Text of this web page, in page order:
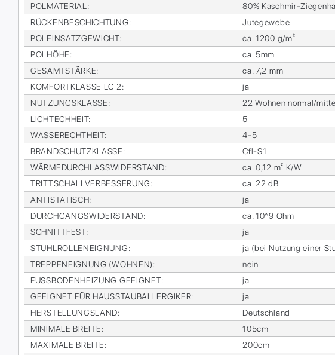
POL­MA­TE­RI­AL :
80% Kasch­mir-
RÜ­CKEN­BE­SCHICH­TUNG:
Ju­te­ge­we­be
POL­EIN­SATZ­GE­WICHT:
ca. 1200 g/m²
POL­HÖ­HE:
ca. 5mm
GE­SAMT­STÄR­KE:
ca. 7,2 mm
KOM­FORT­KLAS­SE LC 2:
ja
NUT­ZUNGS­KLAS­SE:
22 Woh­nen nor­mal/
LICH­TECH­HEIT:
5
WAS­SE­RECHT­HEIT:
4-5
BRAND­SCHUTZ­KLAS­SE:
Cfl-S1
WÄR­ME­DURCH­LASS­WI­DER­STAND:
ca. 0,12 m² K/W
TRITT­SCHALL­VER­BES­SE­RUNG:
ca. 22 dB
AN­TI­STA­TISCH:
ja
DURCH­GANGS­WI­DER­STAND:
ca. 10^9 Ohm
SCHNITT­FEST:
ja
STUHL­ROL­LEN­EIG­NUNG:
ja (bei Nut­zung ei­ner
TREP­PEN­EIG­NUNG (WOH­NEN):
nein
FUSS­BO­DEN­HEI­ZUNG GE­EIG­NET:
ja
GE­EIG­NET FÜR HAUS­STAUB­ALL­ER­GI­KER:
ja
HER­STEL­LUNGS­LAND:
Deutsch­land
MI­NI­MA­LE BREI­TE:
105cm
MA­XI­MA­LE BREI­TE:
200cm